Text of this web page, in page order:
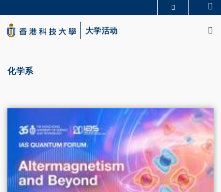
to
main
content
生活@科大
大学活动
化学系